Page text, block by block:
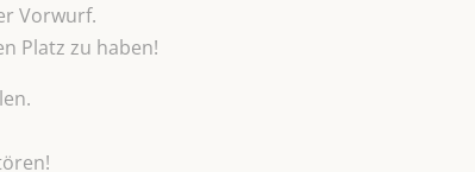
Vorwurf.
Platz zu haben!